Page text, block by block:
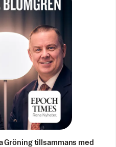
Gröning tillsammans med